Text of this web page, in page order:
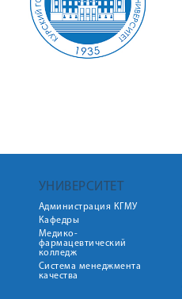
УНИВЕРСИТЕТ
Администрация КГМУ
Кафедры
Медико-
фармацевтический
колледж
Система менеджмента
качества